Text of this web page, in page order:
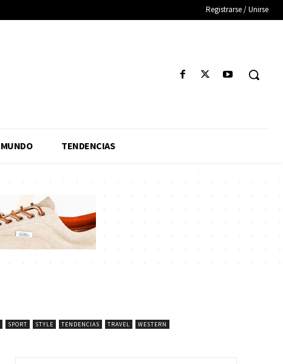
Registrarse / Unirse
MUNDO TENDENCIAS
SPORT STYLE TENDENCIAS TRAVEL WESTERN